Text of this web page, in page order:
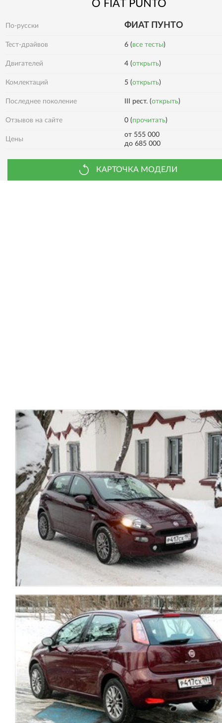
О FIAT PUNTO
По-русски ФИАТ ПУНТО
Тест-драйвов 6 (все тесты)
Двигателей 4 (открыть)
Комлектаций 5 (открыть)
Последнее поколение III рест. (открыть)
Отзывов на сайте 0 (прочитать)
Цены
от 555 000
до 685 000
КАРТОЧКА МОДЕЛИ